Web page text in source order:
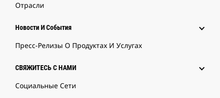
Отрасли
Новости И События
Пресс-Релизы О Продуктах И Услугах
СВЯЖИТЕСЬ С НАМИ
Социальные Сети